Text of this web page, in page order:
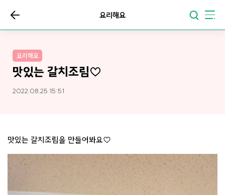
요리해요
요리해요
맛있는 갈치조림♡
2022.08.25 15:51
맛있는 갈치조림을 만들어봐요♡